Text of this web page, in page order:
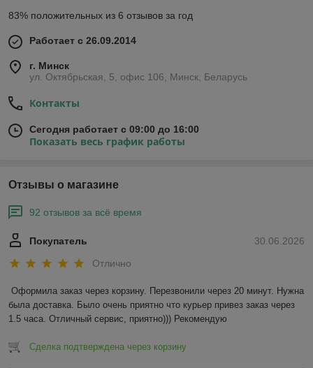
83% положительных из 6 отзывов за год
Работает с 26.09.2014
г. Минск
ул. Октябрьская, 5, офис 106, Минск, Беларусь
Контакты
Сегодня работает с 09:00 до 16:00
Показать весь график работы
Отзывы о магазине
92 отзывов за всё время
30.06.2026
Покупатель
Отлично
Оформила заказ через корзину. Перезвонили через 20 минут. Нужна
была доставка. Было очень приятно что курьер привез заказ через
1.5 часа. Отличный сервис, приятно))) Рекомендую
Сделка подтверждена через корзину